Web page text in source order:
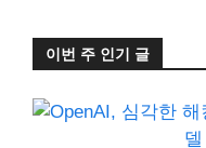
이번 주 인기 글